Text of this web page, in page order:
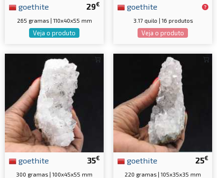
29€
goethite
265 gramas | 110x40x55 mm
Veja o produto
goethite
3.17 quilo | 16 produtos
Veja o produto
35€
goethite
300 gramas | 100x45x55 mm
25€
goethite
220 gramas | 105x35x35 mm